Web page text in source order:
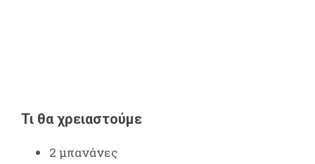
Τι θα χρειαστούμε
2 μπανάνες